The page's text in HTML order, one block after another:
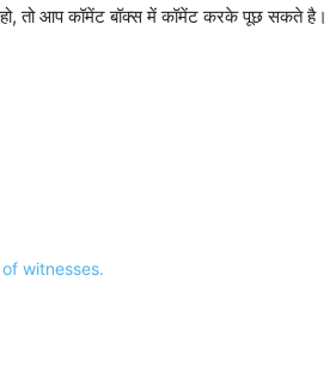
हो, तो आप कॉमेंट बॉक्स में कॉमेंट करके पूछ सकते है।
of witnesses.